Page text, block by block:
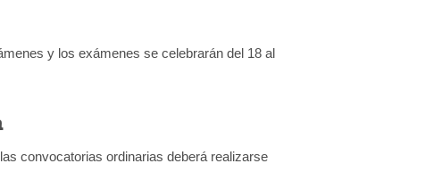
y los exámenes se celebrarán del 18 al
convocatorias ordinarias deberá realizarse